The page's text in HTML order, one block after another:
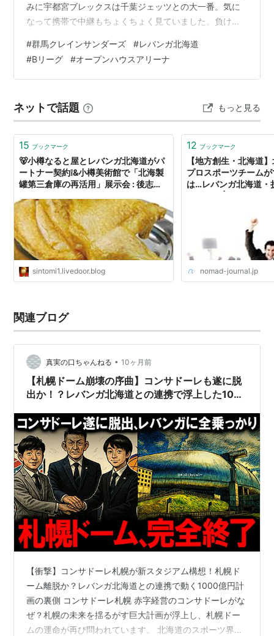
2015-2016シーズン、NBLレギュラーシーズンにおいて
出。NBL2015-2016 PLAYOFFSでは、クォーターファ
2016-2017シーズン、B.LEAGUE（B1東地区）に参戦。
*1:一般社団法人北海道総合スポーツクラブが運営
みに宇都宮ブレックスは千葉ジェッツとの大一番。気に
なって携帯で中継もちょくちょく見ていました。負けて
リーグから今シーズン加入した冨永啓生。 アップの時点
で観客に魅せてくれました。 ロゴスリーを決める❗(ロゴ
の付近からスリーポイントシュート) 日本をパリ五輪に連
序盤から群馬がディフェンスからペースをつかみ、エー
スのトレイ・ジョーンズや細…
#群馬クレインサンダーズ #レバンガ北海道
#Bリーグ #オープンハウスアリーナ
ネットで話題 もっと見る
15 ブックマーク
🐻小樽なると屋とレバンガ北海道がパ
ートナー契約❕&小樽美術館で「北海製
罐第三倉庫の再活用」展示会 : 後志が
sintomi1.livedoor.blog
12 ブックマーク
【地方創生・北海道
プロスポーツチーム
は…レバンガ北海道・
nomad-journal.jp
関連ブログ
真実の口ちゃんねる • 10ヶ月前
【札幌ドーム崩壊の序曲】コンサドーレも遂に脱
出か！？レバンガ北海道との連携で浮上した1000
中身と、日本ハムに続き見捨てられ黒字化に迷走
するドームの末路。
【衝撃】コンサドーレ札幌が新スタジアム構想！札幌ド
ーム離脱か？レバンガ北海道との連携で動く1000億円計
画の裏側 コンサドーレ札幌 赤字経営のコンサドーレがな
ぜ？札幌の未来を揺るがす巨大計画が浮上し、札幌ドー
ムの運命が再び問われています。 北海道のスポーツ界